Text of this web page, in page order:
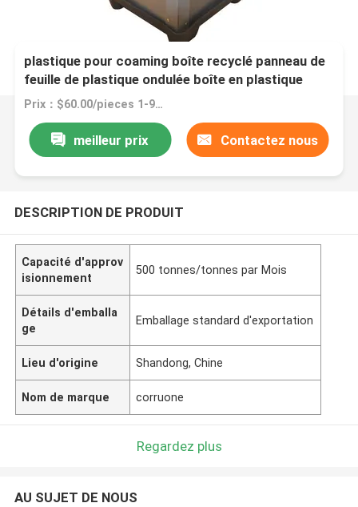
Con-Pearl pp carton en coton d'abeille en
plastique pour coaming boîte recyclé panneau de
feuille de plastique ondulée boîte en plastique
ondulée
Prix：$60.00/pieces 1-99 pieces
meilleur prix Contactez nous
DESCRIPTION DE PRODUIT
Capacité d'approv
isionnement
500 tonnes/tonnes par Mois
Détails d'emballa
ge
Emballage standard d'exportation
Lieu d'origine Shandong, Chine
Nom de marque corruone
Regardez plus
AU SUJET DE NOUS